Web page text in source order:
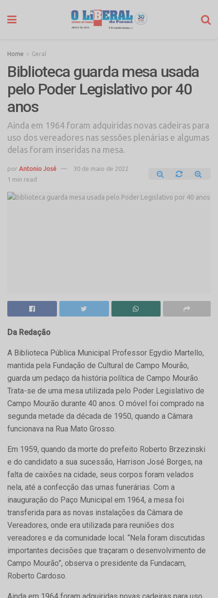
Home Geral
Biblioteca guarda mesa usada
pelo Poder Legislativo por 40
anos
Ainda em 1964 foram adquiridas novas cadeiras para
uso dos vereadores nas sessões plenárias e algumas
delas foram inseridas na mesa.
por Antonio José
30 de maio de 2022
1 min read
Da Redação
A Biblioteca Pública Municipal Professor Egydio Martello,
mantida pela Fundação de Cultural de Campo Mourão,
guarda um pedaço da história política de Campo Mourão.
Trata-se de uma mesa utilizada pelo Poder Legislativo de
Campo Mourão durante 40 anos. O móvel foi comprado na
segunda metade da década de 1950, quando a Câmara
funcionava na Rua Mato Grosso.
Em 1959, quando da morte do prefeito Roberto Brzezinski
e do candidato a sua sucessão, Harrison José Borges, na
falta de caixões na cidade, seus corpos foram velados
nela, até a confecção das urnas funerárias. Com a
inauguração do Paço Municipal em 1964, a mesa foi
transferida para as novas instalações da Câmara de
Vereadores, onde era utilizada para reuniões dos
vereadores e da comunidade local. “Nela foram discutidas
importantes decisões que traçaram o desenvolvimento de
Campo Mourão”, observa o presidente da Fundacam,
Roberto Cardoso.